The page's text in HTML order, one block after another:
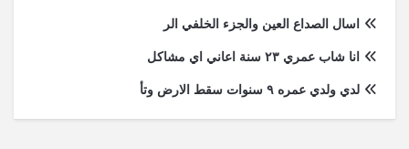
اسال الصداع العين والجزء الخلفي الر
انا شاب عمري ٢٣ سنة اعاني اي مشاكل
لدي ولدي عمره ٩ سنوات سقط الارض وتأ